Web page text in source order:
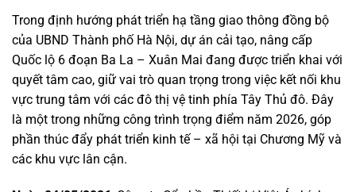
Trong định hướng phát triển hạ tầng giao thông đồng bộ
của UBND Thành phố Hà Nội, dự án cải tạo, nâng cấp
Quốc lộ 6 đoạn Ba La – Xuân Mai đang được triển khai với
quyết tâm cao, giữ vai trò quan trọng trong việc kết nối khu
vực trung tâm với các đô thị vệ tinh phía Tây Thủ đô. Đây
là một trong những công trình trọng điểm năm 2026, góp
phần thúc đẩy phát triển kinh tế – xã hội tại Chương Mỹ và
các khu vực lân cận.